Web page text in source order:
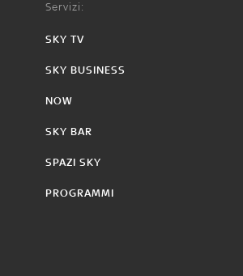
Servizi:
SKY TV
SKY BUSINESS
NOW
SKY BAR
SPAZI SKY
PROGRAMMI